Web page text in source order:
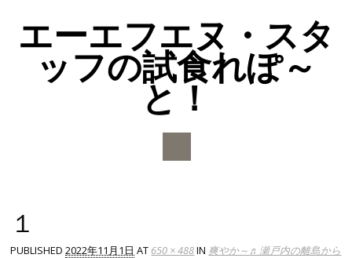
エーエフエヌ・スタ
ッフの試食れぽ～
と！
１
PUBLISHED2022年11月1日 AT 650 × 488IN 爽やか～♬瀬戸内の離島から